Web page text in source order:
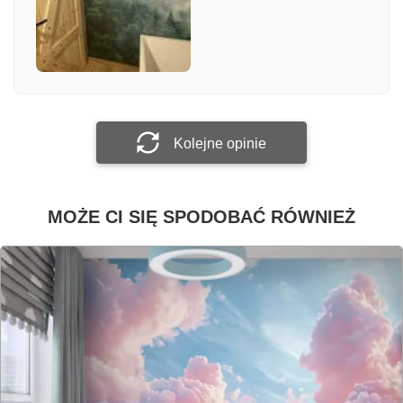
Załącz zdjęcie
Kolejne opinie
MOŻE CI SIĘ SPODOBAĆ RÓWNIEŻ